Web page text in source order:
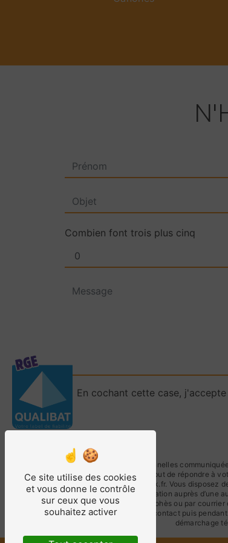
Combien font trois plus cinq
En cochant cette case,
** Les données personnelles
traitants dans le seul but de répondre à
solutionscarre@outlook.fr. Vous disposez
d’introduire une réclamation auprès d’une
Bruyères, 66680 Canohès ou par
période de prise de contact puis
démarchage
Ce site utilise des cookies
et vous donne le contrôle
sur ceux que vous
souhaitez activer